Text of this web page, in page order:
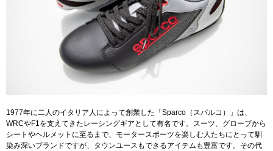
1977年に二人のイタリア人によって創業した「Sparco（スパルコ）」は、
WRCやF1を支えてきたレーシングギアとして有名です。スーツ、グローブから
シートやヘルメットに至るまで、モータースポーツを楽しむ人たちにとって馴
染み深いブランドですが、タウンユースもできるアイテムも豊富です。その代